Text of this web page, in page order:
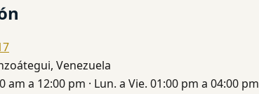
Venezuela
am a 12:00 pm · Lun. a Vie. 01:00 pm a 04:00 pm